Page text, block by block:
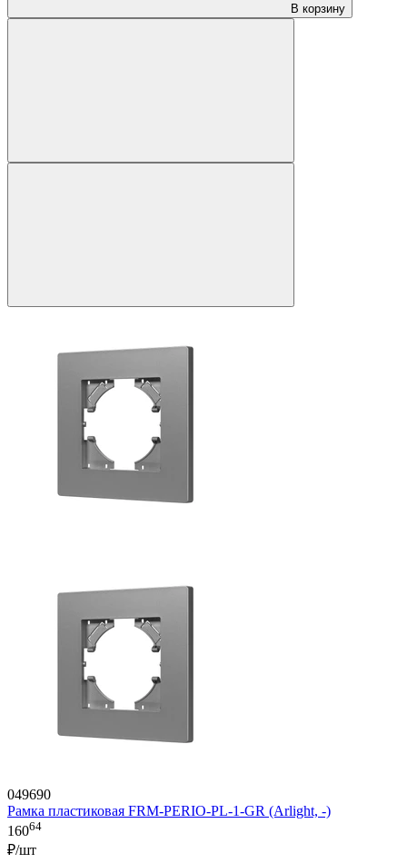
В корзину
049690
Рамка пластиковая FRM-PERIO-PL-1-GR (Arlight, -)
16064
₽/шт